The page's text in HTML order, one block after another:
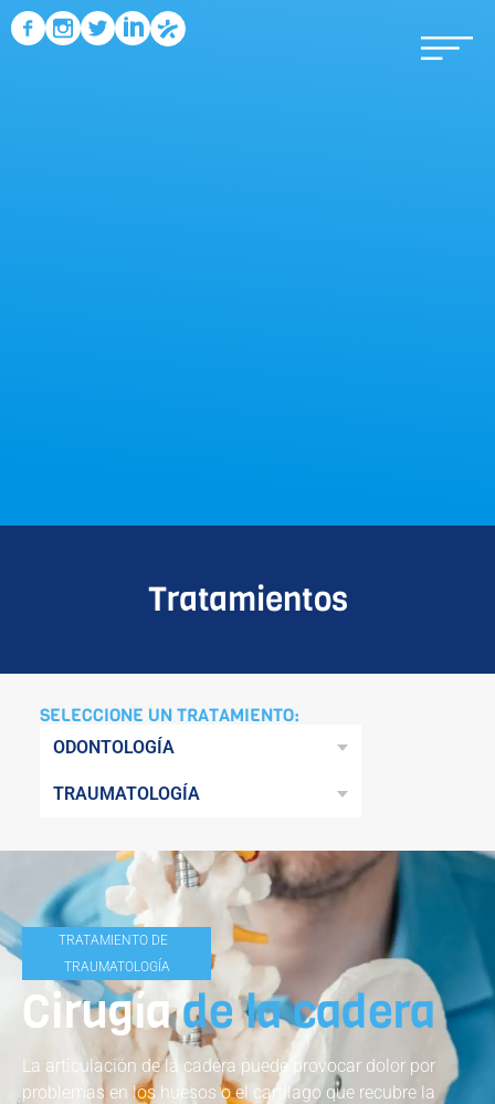
Tratamientos
SELECCIONE UN TRATAMIENTO:
ODONTOLOGÍA
TRAUMATOLOGÍA
TRATAMIENTO DE
TRAUMATOLOGÍA
Cirugíade la cadera
La articulación de la cadera puede provocar dolor por
problemas en los huesos o el cartílago que recubre la